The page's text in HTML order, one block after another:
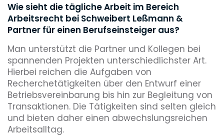
Wie sieht die tägliche Arbeit im Bereich
Arbeitsrecht bei Schweibert Leßmann &
Partner für einen Berufseinsteiger aus?
Man unterstützt die Partner und Kollegen bei
spannenden Projekten unterschiedlichster Art.
Hierbei reichen die Aufgaben von
Recherchetätigkeiten über den Entwurf einer
Betriebsvereinbarung bis hin zur Begleitung von
Transaktionen. Die Tätigkeiten sind selten gleich
und bieten daher einen abwechslungsreichen
Arbeitsalltag.